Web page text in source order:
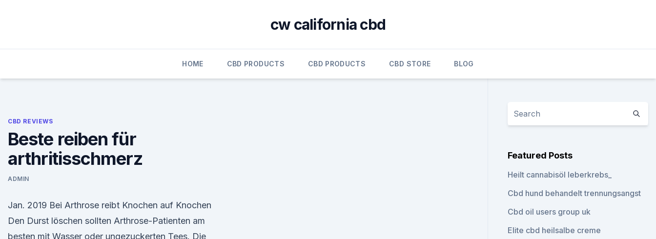
cw california cbd
HOME CBD PRODUCTS CBD PRODUCTS CBD STORE BLOG
CBD REVIEWS
Beste reiben für
arthritisschmerz
ADMIN
Jan. 2019 Bei Arthrose reibt Knochen auf Knochen
Den Durst löschen sollten Arthrose-Patienten am
besten mit Wasser oder ungezuckerten Tees. Die
Featured Posts
Heilt cannabisöl leberkrebs_
Cbd hund behandelt trennungsangst
Cbd oil users group uk
Elite cbd heilsalbe creme